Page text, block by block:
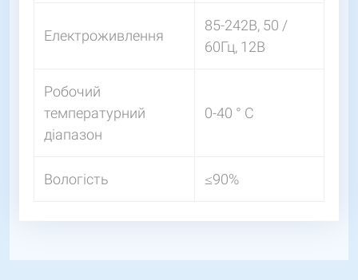
Електроживлення
85-242В, 50 /
60Гц, 12В
Робочий
температурний
діапазон
0-40 ° С
Вологість ≤90%